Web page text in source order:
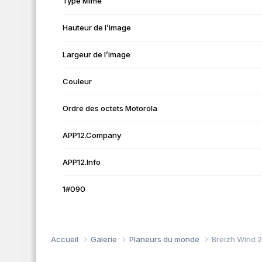
Hauteur de l’image
Largeur de l’image
Couleur
Ordre des octets Motorola
APP12.Company
APP12.Info
1#090
Accueil Galerie Planeurs du monde Breizh Wind